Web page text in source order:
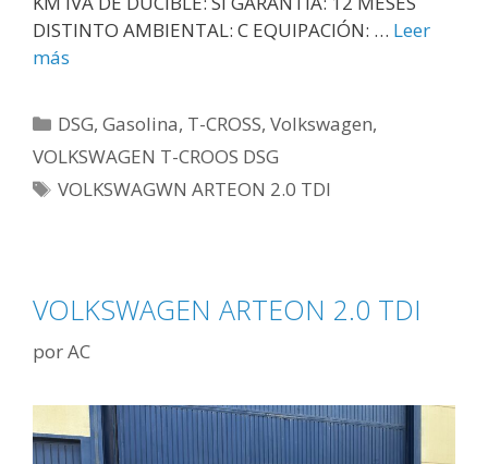
DISTINTO AMBIENTAL: C EQUIPACIÓN: … Leer
más
DSG,Gasolina, T-CROSS,Volkswagen,
VOLKSWAGEN T-CROOS DSG
VOLKSWAGWN ARTEON 2.0 TDI
VOLKSWAGEN ARTEON 2.0 TDI
porAC